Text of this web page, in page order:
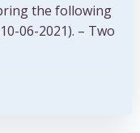
the following
06-2021). – Two